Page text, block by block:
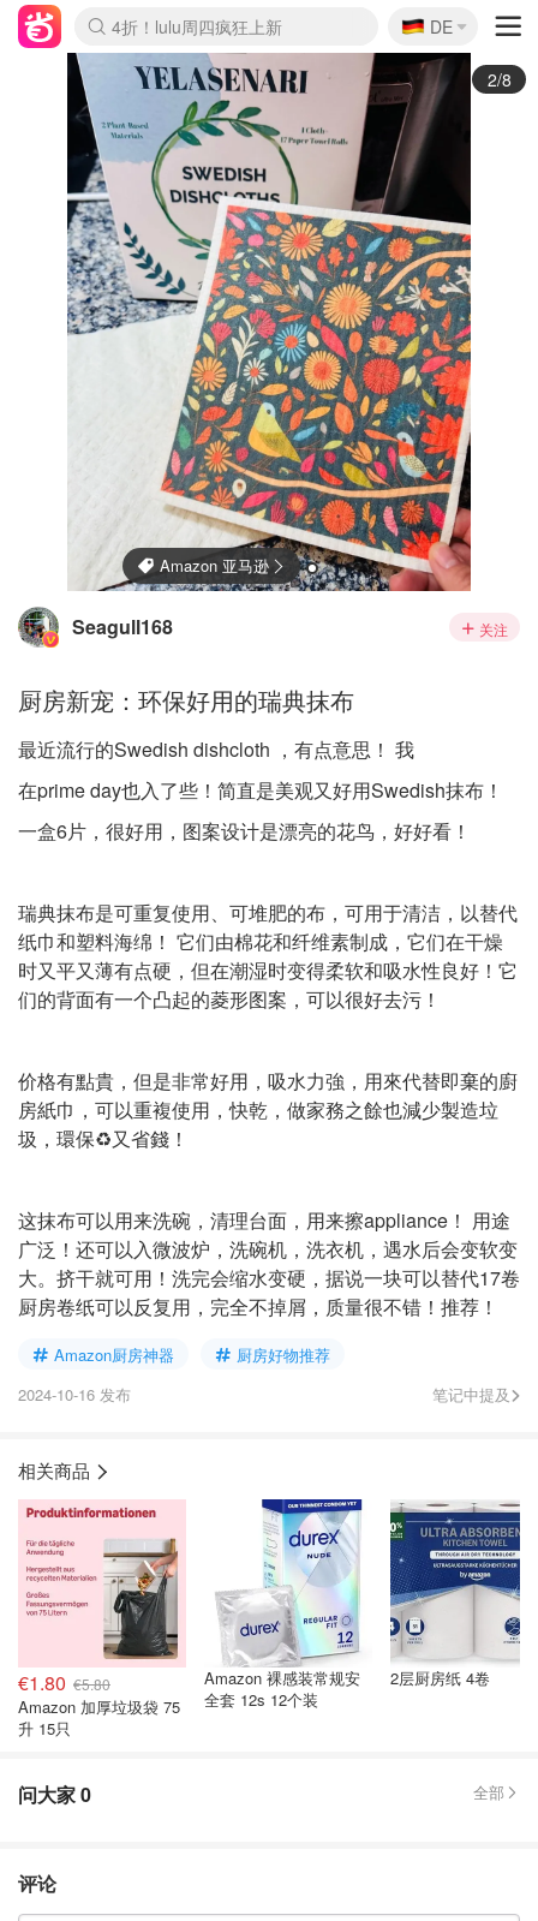
Boticinal 夏促开抢！
4折！lulu周四疯狂上新
还没结束！&OtherStories大促
Joybuy变相75折 随时失效
速领！Stanley独家85折
疑似霸哥！Camper额外叠85折
Zalando 奥莱闪促！每日更新
Moncler反季囤！5折起+叠9折
Coach Brooklyn仅€192
🇩🇪
DE
3/8
Seagull168 关注
厨房新宠：环保好用的瑞典抹布
最近流行的Swedish dishcloth ，有点意思！ 我
在prime day也入了些！简直是美观又好用Swedish抹布！
一盒6片，很好用，图案设计是漂亮的花鸟，好好看！
瑞典抹布是可重复使用、可堆肥的布，可用于清洁，以替代
纸巾和塑料海绵！ 它们由棉花和纤维素制成，它们在干燥
时又平又薄有点硬，但在潮湿时变得柔软和吸水性良好！它
们的背面有一个凸起的菱形图案，可以很好去污！
价格有點貴，但是非常好用，吸水力強，用來代替即棄的廚
房紙巾，可以重複使用，快乾，做家務之餘也減少製造垃
圾，環保♻️又省錢！
这抹布可以用来洗碗，清理台面，用来擦appliance！ 用途
广泛！还可以入微波炉，洗碗机，洗衣机，遇水后会变软变
大。挤干就可用！洗完会缩水变硬，据说一块可以替代17卷
厨房卷纸可以反复用，完全不掉屑，质量很不错！推荐！
Amazon厨房神器
厨房好物推荐
2024-10-16 发布
笔记中提及
相关商品
€1.80 €5.80
Amazon 加厚垃圾袋 75
升 15只
Amazon 裸感装常规安
全套 12s 12个装
2层厨房纸 4卷
问大家0 全部
评论